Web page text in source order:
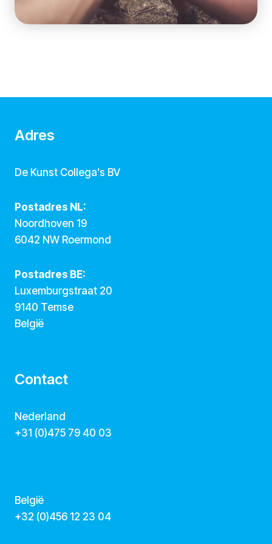
Adres
De Kunst Collega’s BV
Postadres NL:
Noordhoven 19
6042 NW Roermond
Postadres BE:
Luxemburgstraat 20
9140 Temse
België
Contact
Nederland
+31 (0)475 79 40 03
België
‭+32 (0)456 12 23 04‬